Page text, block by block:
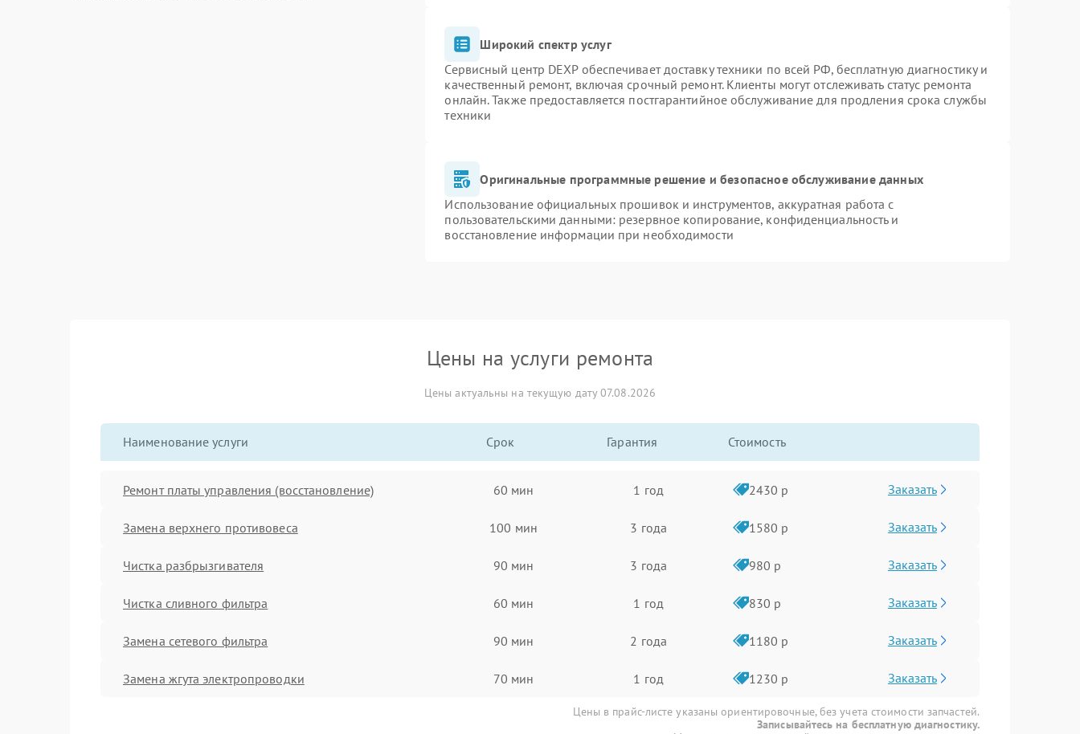
Широкий спектр услуг
Сервисный центр DEXP обеспечивает доставку техники по всей РФ, бесплатную диагностику и
качественный ремонт, включая срочный ремонт. Клиенты могут отслеживать статус ремонта
онлайн. Также предоставляется постгарантийное обслуживание для продления срока службы
техники
Оригинальные программные решение и безопасное обслуживание данных
Использование официальных прошивок и инструментов, аккуратная работа с
пользовательскими данными: резервное копирование, конфиденциальность и
восстановление информации при необходимости
Цены на услуги ремонта
Цены актуальны на текущую дату 07.08.2026
Наименование услуги Срок Гарантия Стоимость
Ремонт платы управления (восстановление) 60 мин 1 год 2430 р Заказать
Замена верхнего противовеса 100 мин 3 года 1580 р Заказать
Чистка разбрызгивателя 90 мин 3 года 980 р Заказать
Чистка сливного фильтра 60 мин 1 год 830 р Заказать
Замена сетевого фильтра 90 мин 2 года 1180 р Заказать
Замена жгута электропроводки 70 мин 1 год 1230 р Заказать
Цены в прайс-листе указаны ориентировочные, без учета стоимости запчастей.
Записывайтесь на бесплатную диагностику.